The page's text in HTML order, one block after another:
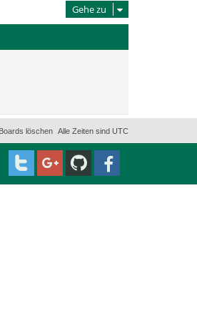
Gehe zu
Alle Zeiten sind UTC
löschen